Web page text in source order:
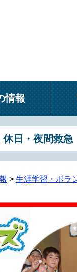
情報
休日・夜間救急
> 生涯学習・ボラ